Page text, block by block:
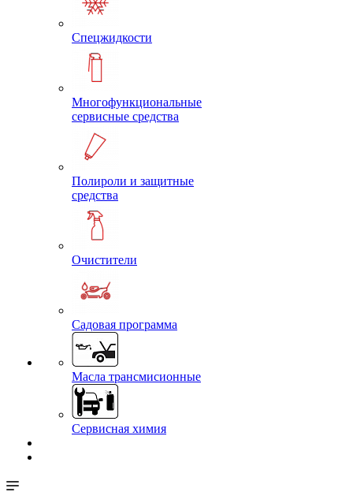
Спецжидкости
Многофункциональные
сервисные средства
Полироли и защитные
средства
Очистители
Садовая программа
Масла трансмисионные
Сервисная химия